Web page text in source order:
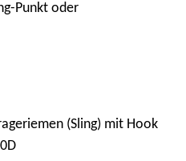
Punkt oder
(Sling) mit Hook